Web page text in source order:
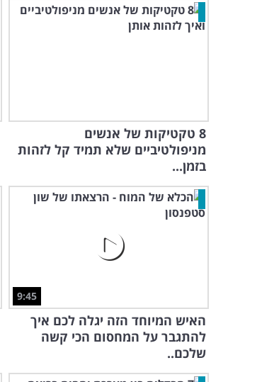
8 טקטיקות של אנשים
מניפולטיביים שלא תמיד קל לזהות
בזמן...
9:45
האיש המיוחד הזה יגלה לכם איך
להתגבר על המחסום הכי קשה
שלכם..